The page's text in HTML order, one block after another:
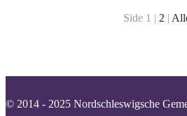
Side 1 | 2 |
© 2014 - 2025 Nordschleswigsche